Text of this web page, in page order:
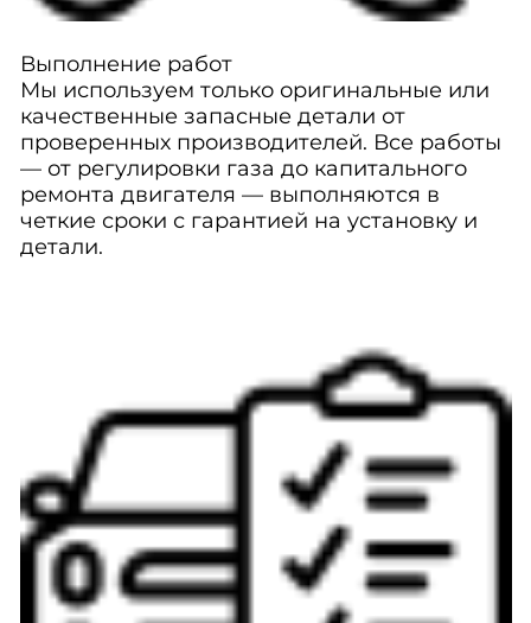
Выполнение работ
Мы используем только оригинальные или
качественные запасные детали от
проверенных производителей. Все работы
— от регулировки газа до капитального
ремонта двигателя — выполняются в
четкие сроки с гарантией на установку и
детали.